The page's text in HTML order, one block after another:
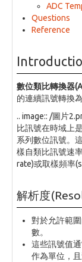
登入 / 註冊帳號
ADC
Questions
Reference
數位類比轉換器
的連續訊號轉換
.. image:: /圖片
比訊號在時域上
系列數位訊號。
樣自類比訊號速
rate)或取樣頻率
解析度
對於允許範
數。
這些訊號值
作為單位，